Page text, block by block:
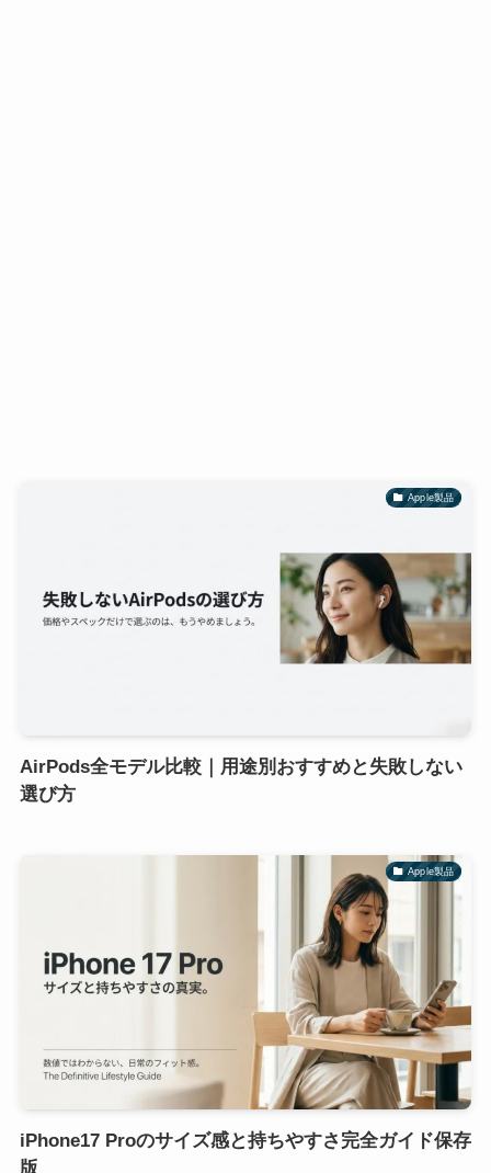
Apple製品
AirPods全モデル比較｜用途別おすすめと失敗しない
選び方
Apple製品
iPhone17 Proのサイズ感と持ちやすさ完全ガイド保存
版